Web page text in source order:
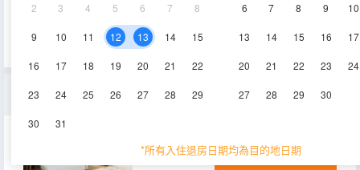
2 3 4 5 6 7 8
9 10 11 12 13 14 15
16 17 18 19 20 21 22
23 24 25 26 27 28 29
30 31
6 7 8 9 10
13 14 15 16 17
20 21 22 23 24
27 28 29 30
*所有入住退房日期均為目的地日期
高級雙床房
20-25㎡ 2-4層